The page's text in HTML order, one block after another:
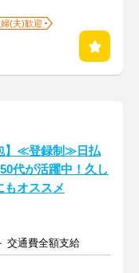
(夫)歓迎
】≪登録制≫日払
代が活躍中！久し
もオススメ
交通費全額支給